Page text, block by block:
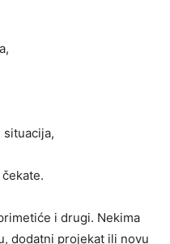
i drugi. Nekima
dodatni projekat ili novu